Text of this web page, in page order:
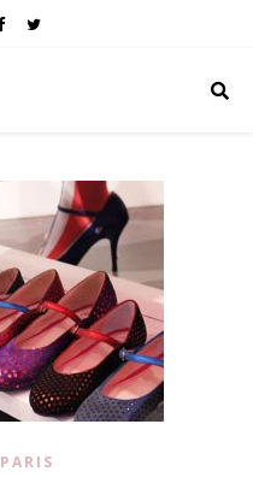
PARIS